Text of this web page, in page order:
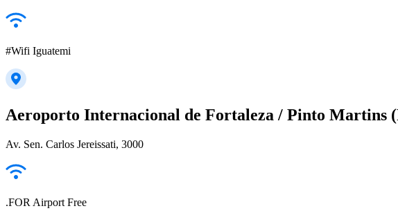
#Wifi Iguatemi
Aeroporto Internacional de Fortaleza / Pinto
Av. Sen. Carlos Jereissati, 3000
.FOR Airport Free